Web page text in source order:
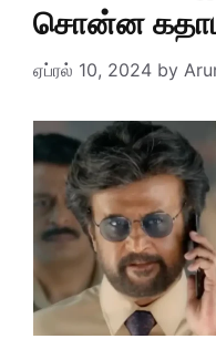
சொன்ன
ஏப்ரல் 10, 2024 by